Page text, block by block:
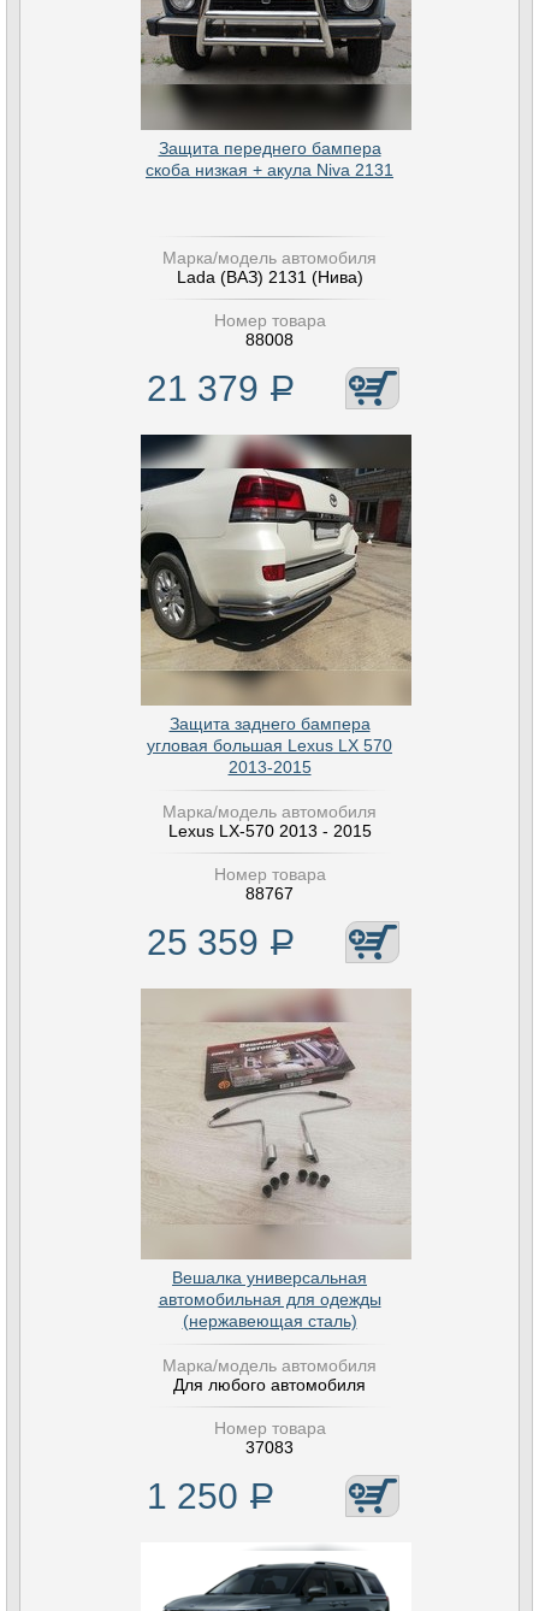
Защита переднего бампера
скоба низкая + акула Niva 2131
Марка/модель автомобиля
Lada (ВАЗ) 2131 (Нива)
Номер товара
88008
21 379 Р
Защита заднего бампера
угловая большая Lexus LX 570
2013-2015
Марка/модель автомобиля
Lexus LX-570 2013 - 2015
Номер товара
88767
25 359 Р
Вешалка универсальная
автомобильная для одежды
(нержавеющая сталь)
Марка/модель автомобиля
Для любого автомобиля
Номер товара
37083
1 250 Р